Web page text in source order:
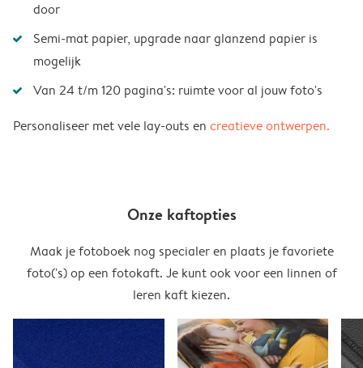
door
Semi-mat papier, upgrade naar glanzend papier is
mogelijk
Van 24 t/m 120 pagina's: ruimte voor al jouw foto's
Personaliseer met vele lay-outs en creatieve ontwerpen.
Onze kaftopties
Maak je fotoboek nog specialer en plaats je favoriete
foto('s) op een fotokaft. Je kunt ook voor een linnen of
leren kaft kiezen.